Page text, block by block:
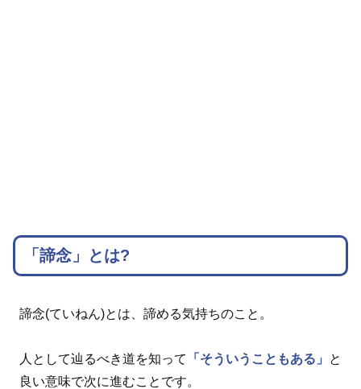
「諦念」とは?
諦念(ていねん)とは、諦める気持ちのこと。
人として辿るべき道を知って 「そういうこともある」
と
良い意味で次に進むことです。